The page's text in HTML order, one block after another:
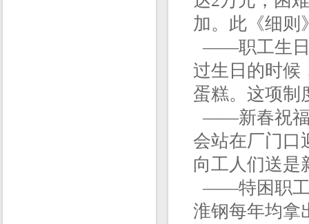
加。此《细则
——职工生日
过生日的时候
蛋糕。这项制
——新春祝福
会站在厂门口
向工人们送是
——特困职工
淮钢每年均拿